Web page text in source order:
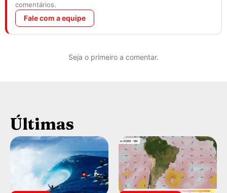
comentários.
Fale com a equipe
Seja o primeiro a comentar.
Últimas